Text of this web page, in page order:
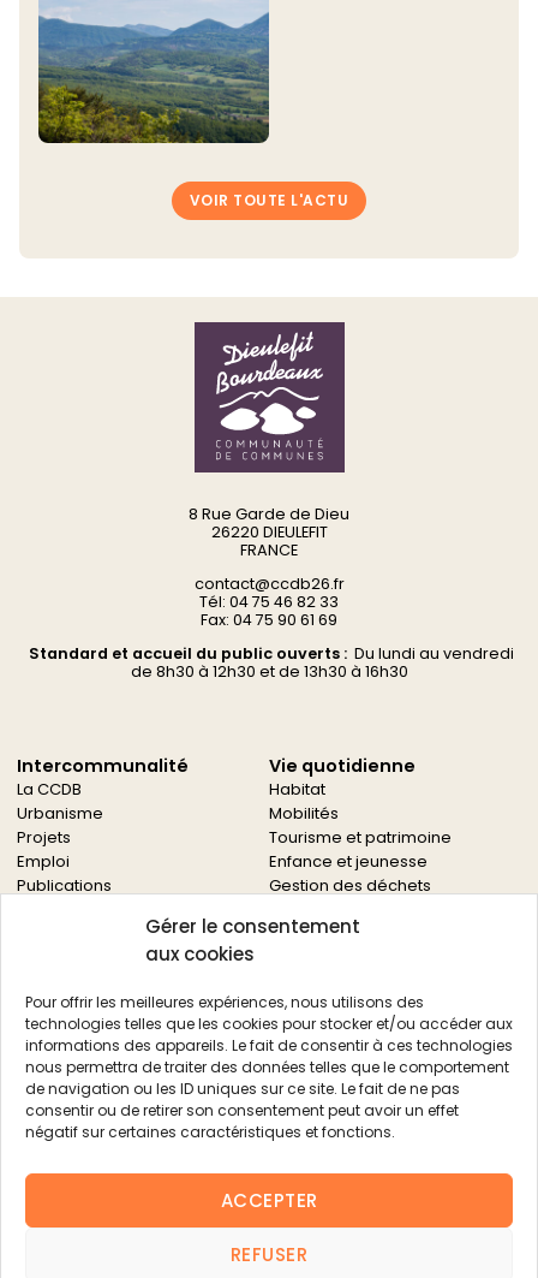
Gérer le consentement
aux cookies
Pour offrir les meilleures expériences, nous utilisons des
technologies telles que les cookies pour stocker et/ou accéder aux
informations des appareils. Le fait de consentir à ces technologies
nous permettra de traiter des données telles que le comportement
de navigation ou les ID uniques sur ce site. Le fait de ne pas
consentir ou de retirer son consentement peut avoir un effet
négatif sur certaines caractéristiques et fonctions.
ACCEPTER
REFUSER
VOIR TOUTE L'ACTU
8 Rue Garde de Dieu
26220 DIEULEFIT
FRANCE
contact@ccdb26.fr
Tél: 04 75 46 82 33
Fax: 04 75 90 61 69
Standard et accueil du public ouverts :Du lundi au vendredi
de 8h30 à 12h30 et de 13h30 à 16h30
Intercommunalité
La CCDB
Urbanisme
Projets
Emploi
Publications
Vie quotidienne
Habitat
Mobilités
Tourisme et patrimoine
Enfance et jeunesse
Gestion des déchets
Culture
Autres services
Économie locale
Agriculture
Filière bois
Environnement
Aides aux entreprises
Aides aux associations
Actualités
FAQ